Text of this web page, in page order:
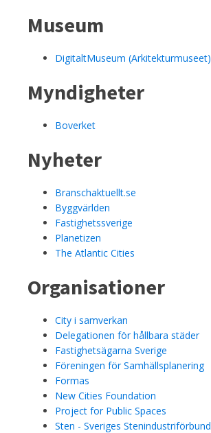
Museum
DigitaltMuseum (Arkitekturmuseet)
Myndigheter
Boverket
Nyheter
Branschaktuellt.se
Byggvärlden
Fastighetssverige
Planetizen
The Atlantic Cities
Organisationer
City i samverkan
Delegationen för hållbara städer
Fastighetsägarna Sverige
Föreningen för Samhällsplanering
Formas
New Cities Foundation
Project for Public Spaces
Sten - Sveriges Stenindustriförbund